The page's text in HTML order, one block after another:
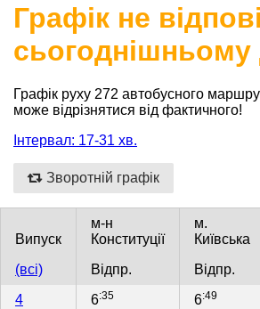
Графік не
Графік руху 272 автобусного
може відрізнятися від фактичного!
Інтервал: 17-31 хв.
Зворотній графік
Випуск
м-н
Конституції
м.
Київська
(всі)
Відпр. Відпр.
4
6:35 6:49